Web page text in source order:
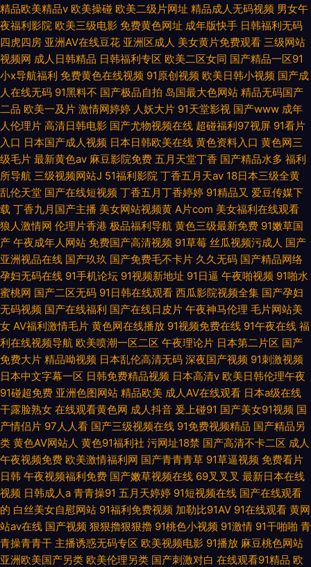
精品欧美精品v 欧美操碰 欧美二级片网址 精品成人无码视频 男女午
夜福利影院 欧美三级电影 免费黄色网址 成年版快手 日韩福利无码
四虎四房 亚洲AV在线豆花 亚洲区成人 美女黄片免费观看 三级网站
视频网 成人日韩精品 日韩福利专区 欧美二区女同 国产精品一区91
小x导航福利 免费黄色在线视频 91原创视频 欧美日韩小视频 国产成
人在线无码 91黑料不 国产极品自拍 岛国最大色网站 精品无码国产
二品 欧美一及片 激情网婷婷 人妖大片 91天堂影视 国产www 成年
人伦理片 高清日韩电影 国产尤物视频在线 超碰福利97视屏 91看片
入口 日本国产成人视频 日本日韩欧美在线 黄色资料入口 黄色网三
级毛片 最新黄色av 麻豆影院免费 五月天堂丁香 国产精品水多 福利
所导航 三级视频网站J 51福利影院 丁香五月天av 18日本三级全黄
乱伦天堂 国产在线短视频 丁香五月丁香婷婷 91精品又 爱豆传媒下
载 丁香九月国产主播 美女网站视频黄 A片com 美女福利在线观看
狼人激情网 伦理片香港 极品福利导航 黄色三级最新免费 91嫩草国
产 午夜成年人网站 免费国产高清视频 91草莓 丝瓜视频污成人 国产
亚洲视品在线 国产玖玖 国产免费毛不卡片 久久无码 国产精品网络
孕妇无码在线 91手机论坛 91视频新地址 91日逼 午夜啪视频 91啪水
蜜桃网 国产二区无码 91日韩在线观看 西瓜影院视频全集 国产孕妇
无码视频 国产在线福利 国产在线日皮片 午夜神马伦理 毛片网站美
女 AV福利激情毛片 黄色网在线播放 91视频免费在线 91午夜在线 福
利在线视频导航 欧美喷潮一区二区 午夜理论片 日本第二片区 国产
免费大片 精品呦视频 日本乱伦高清无码 深夜国产视频 91刺激视频
日本中文字幕一区 日韩免费精品视频 日本高清v 欧美日韩伦理午夜
91碰超免费 亚洲色图网站 精品欧美 成人AV在线观看 日本a级在线
干露脸熟女 在线观看黄色网 成人抖音 爰上碰91 国产美女91视频 国
产情侣片 97人人看 国产三级视频在线 91免费视频精品 国产精品另
类 黄色AV网站人 黄色91福利社 污网址18禁 国产高清不卡二区 成人
午夜视频免费 欧美激情福利网 国产青青青草 91草逼视频 免费看片
日韩 午夜视频福利免费 国产嫩草视频在线 69叉叉叉 最新日本在线
视频 日韩成人a 青青操91 五月天婷婷 91短视频在线 国产在线观看
的 白丝美女自慰网站 91福利免费视频 加勒比91AV 91在线观看 黄网
站av在线 国产视频 狠狠擼狠狠擼 91桃色小视频 91激情 91干啪啪 青
青操青青干 主播诱惑无码专区 欧美视频电影 91播放 麻豆桃色网站
亚洲欧美国产另类 欧美伦理另类 国产刺激对白 在线观看91精品 欧